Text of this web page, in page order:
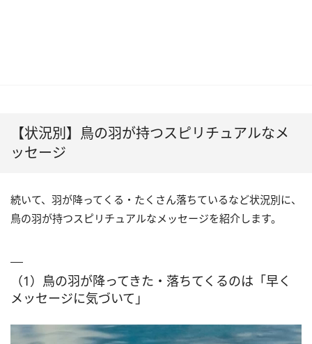
【状況別】鳥の羽が持つスピリチュアルなメ
ッセージ
続いて、羽が降ってくる・たくさん落ちているなど状況別に、
鳥の羽が持つスピリチュアルなメッセージを紹介します。
（1）鳥の羽が降ってきた・落ちてくるのは「早く
メッセージに気づいて」